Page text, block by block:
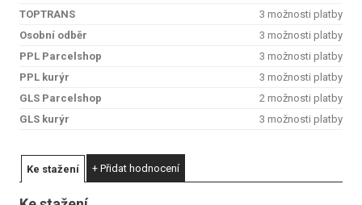
TOPTRANS
3 možnosti platby
Osobní odběr
3 možnosti platby
PPL Parcelshop
3 možnosti platby
PPL kurýr
3 možnosti platby
GLS Parcelshop
2 možnosti platby
GLS kurýr
3 možnosti platby
Ke stažení + Přidat hodnocení